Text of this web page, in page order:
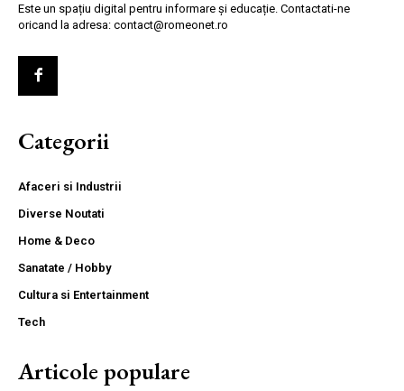
Este un spațiu digital pentru informare și educație. Contactati-ne
oricand la adresa: contact@romeonet.ro
Categorii
Afaceri si Industrii
Diverse Noutati
Home & Deco
Sanatate / Hobby
Cultura si Entertainment
Tech
Articole populare